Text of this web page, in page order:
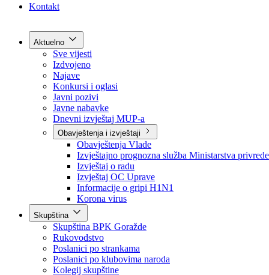
Kontakt
Aktuelno
Sve vijesti
Izdvojeno
Najave
Konkursi i oglasi
Javni pozivi
Javne nabavke
Dnevni izvještaj MUP-a
Obavještenja i izvještaji
Obavještenja Vlade
Izvještajno prognozna služba Ministarstva privrede
Izvještaj o radu
Izvještaj OC Uprave
Informacije o gripi H1N1
Korona virus
Skupština
Skupština BPK Goražde
Rukovodstvo